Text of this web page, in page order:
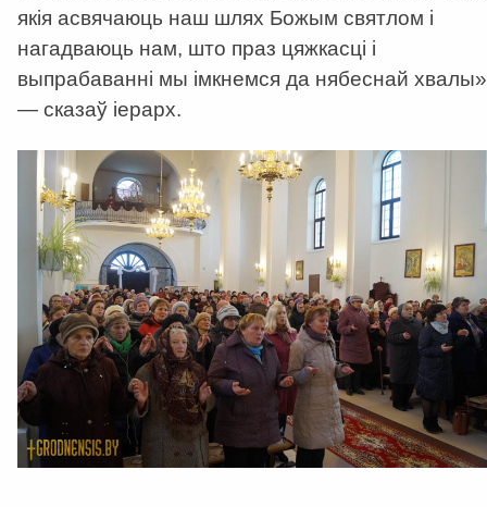
якія асвячаюць наш шлях Божым святлом і
нагадваюць нам, што праз цяжкасці і
выпрабаванні мы імкнемся да нябеснай
— сказаў іерарх.